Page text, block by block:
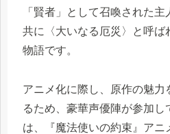
「賢者」として召喚された
共に〈大いなる厄災〉と呼ば
物語です。
アニメ化に際し、原作の魅力
るため、豪華声優陣が参加し
は、『魔法使いの約束』アニ